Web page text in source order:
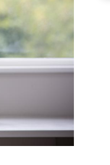
Mordue par un
barracuda, une petite fille
secourue grâce à un
réflexe essentiel
Légionellose en Suisse :
quelle est l’origine de la